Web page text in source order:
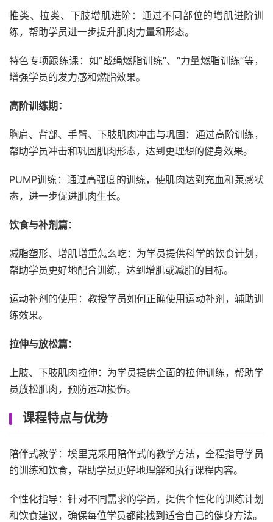
推类、拉类、下肢增肌进阶：通过不同部位的增肌进阶训
练，帮助学员进一步提升肌肉力量和形态。
特色专项跟练课：如“战绳燃脂训练”、“力量燃脂训练”等，
增强学员的发力感和燃脂效果。
高阶训练期：
胸肩、背部、手臂、下肢肌肉冲击与巩固：通过高阶训练，
帮助学员冲击和巩固肌肉形态，达到更理想的健身效果。
PUMP训练：通过高强度的训练，使肌肉达到充血和泵感状
态，进一步促进肌肉生长。
饮食与补剂篇：
减脂塑形、增肌增重怎么吃：为学员提供科学的饮食计划，
帮助学员更好地配合训练，达到增肌或减脂的目标。
运动补剂的使用：教授学员如何正确使用运动补剂，辅助训
练效果。
拉伸与放松篇：
上肢、下肢肌肉拉伸：为学员提供全面的拉伸训练，帮助学
员放松肌肉，预防运动损伤。
课程特点与优势
陪伴式教学：埃里克采用陪伴式的教学方法，全程指导学员
的训练和饮食，帮助学员更好地理解和执行课程内容。
个性化指导：针对不同需求的学员，提供个性化的训练计划
和饮食建议，确保每位学员都能找到适合自己的健身方法。